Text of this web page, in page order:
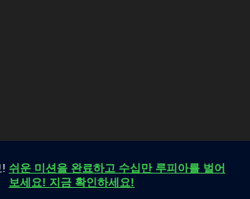
쉬운 미션을 완료하고 수십만 루피아를 벌어
보세요! 지금 확인하세요!